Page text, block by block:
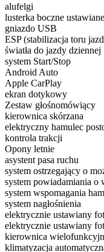
alufelgi
lusterka boczne
gniazdo USB
ESP (stabilizacja toru
światła do jazdy dziennej
system Start/Stop
Android Auto
Apple CarPlay
ekran dotykowy
Zestaw głośnomówiący
kierownica skórzana
elektryczny hamulec
kontrola trakcji
Opony letnie
asystent pasa ruchu
system ostrzegający o
system powiadamiania o
system wspomagania
system nagłośnienia
elektrycznie ustawiany
elektrycznie ustawiany
kierownica
klimatyzacja